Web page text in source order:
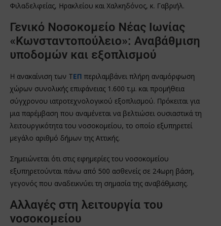
Φιλαδελφείας, Ηρακλείου και Χαλκηδόνος, κ. Γαβριήλ.
Γενικό Νοσοκομείο Νέας Ιωνίας
«Κωνσταντοπούλειο»: Αναβάθμιση
υποδομών και εξοπλισμού
Η ανακαίνιση των ΤΕΠ περιλαμβάνει πλήρη αναμόρφωση
χώρων συνολικής επιφάνειας 1.600 τ.μ. και προμήθεια
σύγχρονου ιατροτεχνολογικού εξοπλισμού. Πρόκειται για
μια παρέμβαση που αναμένεται να βελτιώσει ουσιαστικά τη
λειτουργικότητα του νοσοκομείου, το οποίο εξυπηρετεί
μεγάλο αριθμό δήμων της Αττικής.
Σημειώνεται ότι στις εφημερίες του νοσοκομείου
εξυπηρετούνται πάνω από 500 ασθενείς σε 24ωρη βάση,
γεγονός που αναδεικνύει τη σημασία της αναβάθμισης.
Αλλαγές στη λειτουργία του
νοσοκομείου